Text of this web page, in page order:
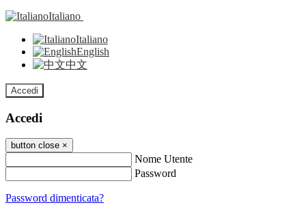
Italiano
Italiano
English
中文
Accedi
Accedi
button close ×
Nome Utente
Password
Password dimenticata?